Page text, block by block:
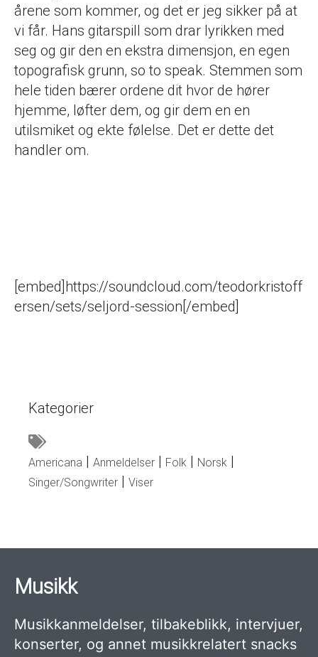
årene som kommer, og det er jeg sikker på at
vi får. Hans gitarspill som drar lyrikken med
seg og gir den en ekstra dimensjon, en egen
topografisk grunn, so to speak. Stemmen som
hele tiden bærer ordene dit hvor de hører
hjemme, løfter dem, og gir dem en en
utilsmiket og ekte følelse. Det er dette det
handler om.
[embed]https://soundcloud.com/teodorkristoff
ersen/sets/seljord-session[/embed]
Kategorier
Americana Anmeldelser Folk
Norsk
Singer/Songwriter
Viser
Musikk
Musikkanmeldelser, tilbakeblikk, intervjuer,
konserter, og annet musikkrelatert snacks